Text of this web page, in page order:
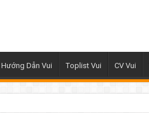
Hướng Dẫn Vui Toplist Vui CV Vui